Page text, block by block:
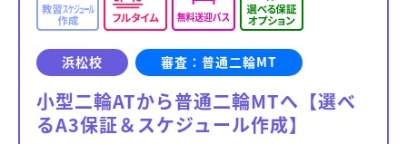
浜松校 審査：普通二輪MT
小型二輪ATから普通二輪MTへ【選べ
るA3保証＆スケジュール作成】